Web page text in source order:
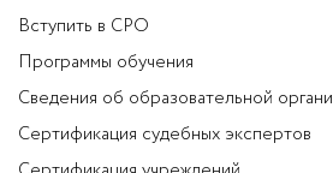
Вступить в СРО
Программы обучения
Сведения об образовательной
Сертификация судебных экспертов